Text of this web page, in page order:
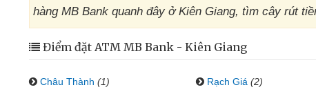
hàng MB Bank quanh đây ở Kiên Giang, tìm cây rút
Điểm đặt ATM MB Bank - Kiên Giang
Châu Thành (1) Rạch Giá (2)